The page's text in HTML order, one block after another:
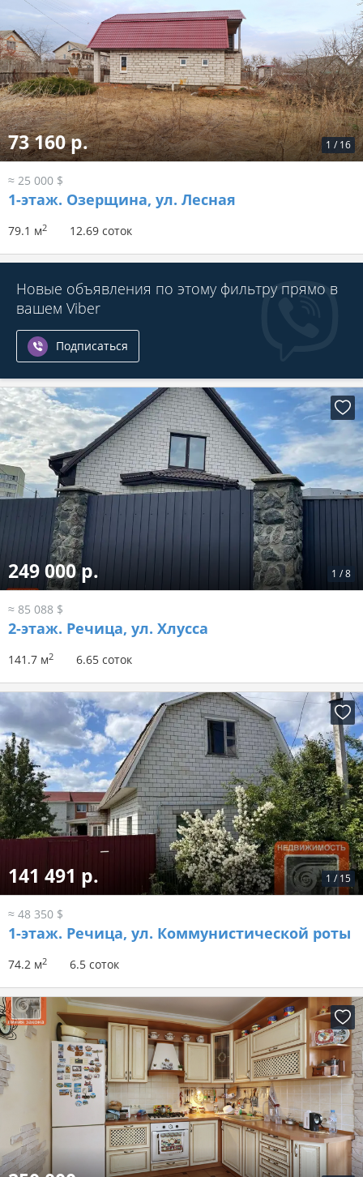
1 / 16
73 160 р.
≈ 25 000 $
1-этаж. Озерщина, ул. Лесная
79.1 м2 12.69 соток
Новые объявления по этому фильтру прямо в
вашем Viber
Подписаться
1 /8
249 000 р.
≈ 85 088 $
2-этаж. Речица, ул. Хлусса
141.7 м2 6.65 соток
1 / 15
141 491 р.
≈ 48 350 $
1-этаж. Речица, ул. Коммунистической роты
74.2 м2 6.5 соток